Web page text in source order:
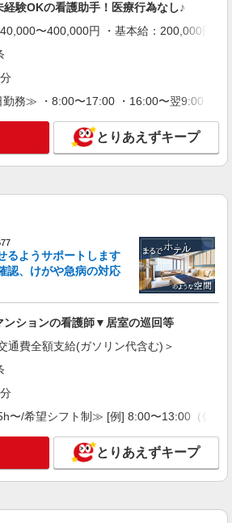
50代活躍中！デイサービスの看護師＊
し◎日勤のみ
給2400円〜3000円＜交通費全額支給(ガソリ
十条駅付近
詳細を見る
＊病院の看護助手│シフト相談OK！経
む)＞
京都北区上十条
詳細を見る
ス 新宿本社 第3営業部
での看護師
給：2100円
京都北区
詳細を見る
験OKの看護助手！医療行為なし♪
〜400,000円 ・基本給：200,000円
務≫ ・8:00〜17:00 ・16:00〜翌9:00 な
とりあえずキープ
るようサポートします
認、けがや急病の対応
ションの看護師▼居室の巡回等
通費全額支給(ガソリン代含む)＞
〜/希望シフト制≫ [例] 8:00〜13:00（休憩
とりあえずキープ